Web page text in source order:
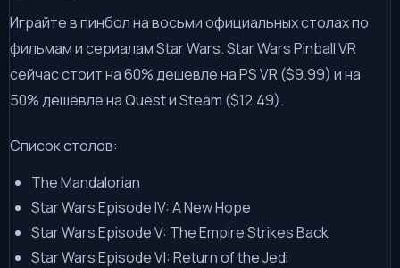
Играйте в пинбол на восьми официальных столах по
фильмам и сериалам Star Wars. Star Wars Pinball VR
сейчас стоит на 60% дешевле на PS VR ($9.99) и на
50% дешевле на Quest и Steam ($12.49).
Список столов:
The Mandalorian
Star Wars Episode IV: A New Hope
Star Wars Episode V: The Empire Strikes Back
Star Wars Episode VI: Return of the Jedi